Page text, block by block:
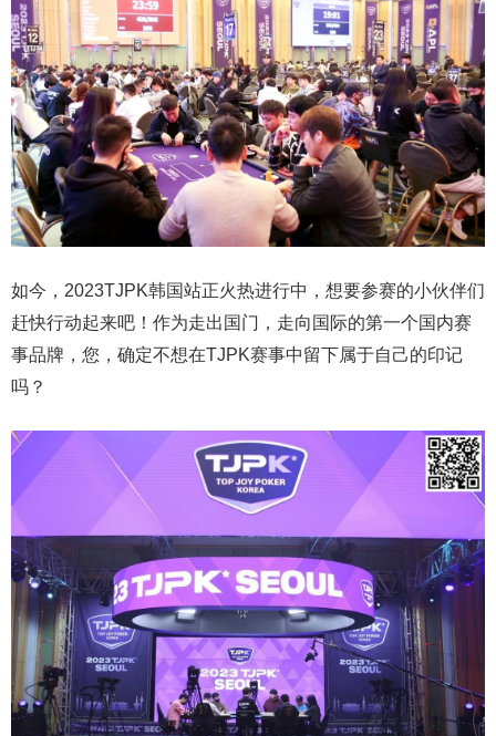
如今，2023TJPK韩国站正火热进行中，想要参赛的小伙伴们
赶快行动起来吧！作为走出国门，走向国际的第一个国内赛
事品牌，您，确定不想在TJPK赛事中留下属于自己的印记
吗？